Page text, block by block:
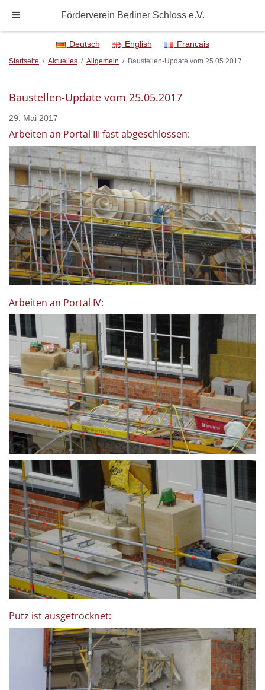
Deutsch English Francais
Startseite / Aktuelles / Allgemein / Baustellen-Update vom 25.05.2017
Baustellen-Update vom 25.05.2017
29. Mai 2017
Arbeiten an Portal III fast abgeschlossen:
Arbeiten an Portal IV:
Putz ist ausgetrocknet:
Förderverein Berliner Schloss e.V.